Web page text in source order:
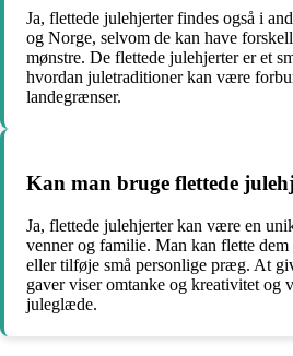
Ja, flettede julehjerter findes også i
og Norge, selvom de kan have
mønstre. De flettede julehjerter er et
hvordan juletraditioner kan være
landegrænser.
Kan man bruge flettede
Ja, flettede julehjerter kan være en
venner og familie. Man kan flette
eller tilføje små personlige præg. At
gaver viser omtanke og kreativitet og
juleglæde.